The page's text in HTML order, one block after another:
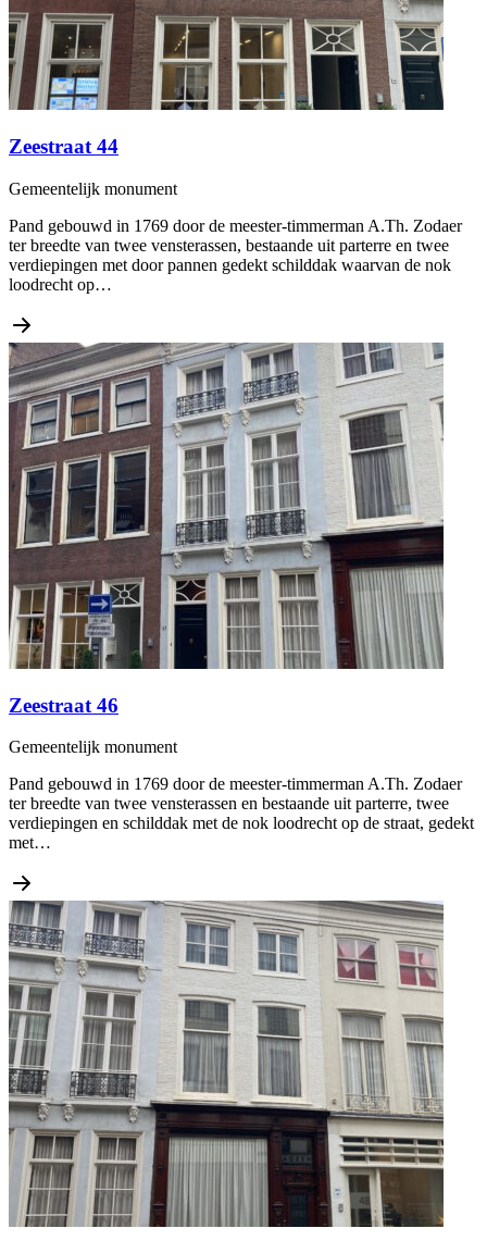
Zeestraat 44
Gemeentelijk monument
Pand gebouwd in 1769 door de meester-timmerman A.Th. Zodaer
ter breedte van twee vensterassen, bestaande uit parterre en twee
verdiepingen met door pannen gedekt schilddak waarvan de nok
loodrecht op…
Zeestraat 46
Gemeentelijk monument
Pand gebouwd in 1769 door de meester-timmerman A.Th. Zodaer
ter breedte van twee vensterassen en bestaande uit parterre, twee
verdiepingen en schilddak met de nok loodrecht op de straat, gedekt
met…